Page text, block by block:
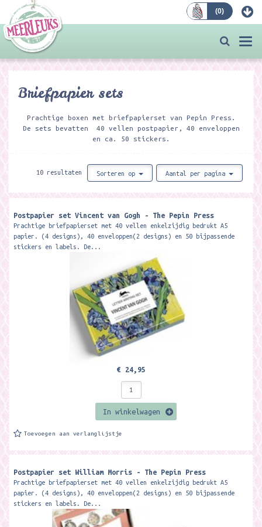
(0)
Briefpapier sets
Prachtige boxen met briefpapierset van Pepin Press.
De sets bevatten 40 vellen postpapier, 40 enveloppen
en ca. 50 stickers.
10 resultaten Sorteren op Aantal per pagina
Postpapier set Vincent van Gogh - The Pepin Press
Prachtige briefpapierset met 40 vellen enkelzijdig bedrukt A5
papier. (4 designs), 40 enveloppen(2 designs) en 50 bijpassende
stickers en labels. De...
€ 24,95
In winkelwagen
Toevoegen aan verlanglijstje
Postpapier set William Morris - The Pepin Press
Prachtige briefpapierset met 40 vellen enkelzijdig bedrukt A5
papier. (4 designs), 40 enveloppen(2 designs) en 50 bijpassende
stickers en labels. De...